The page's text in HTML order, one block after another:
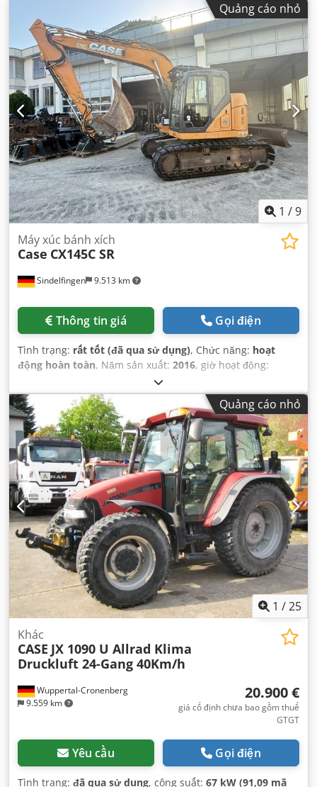
Quảng cáo nhỏ
1 /9
Sindelfingen 9.513 km
Máy xúc bánh xích
Case CX145C SR
Thông tin giá Gọi điện
Tình trạng: rất tốt (đã qua sử dụng), Chức năng: hoạt
động hoàn toàn, Năm sản xuất: 2016, giờ hoạt động:
Quảng cáo nhỏ
1 /25
Wuppertal-Cronenberg
9.559 km
Khác
CASE JX 1090 U Allrad Klima
Druckluft 24-Gang 40Km/h
20.900 €
giá cố định chưa bao gồm thuế
GTGT
Yêu cầu Gọi điện
Tình trạng: đã qua sử dụng, công suất: 67 kW (91,09 mã